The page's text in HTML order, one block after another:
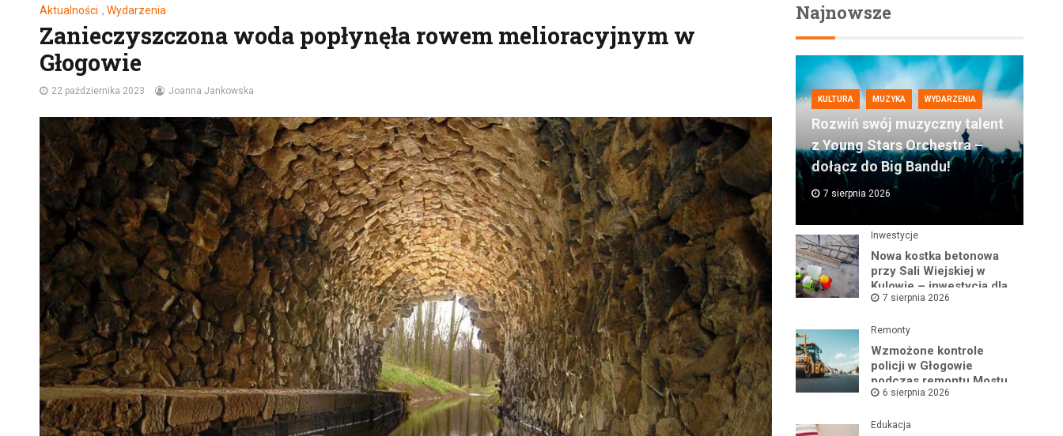
Aktualności , Wydarzenia
Zanieczyszczona woda popłynęła rowem melioracyjnym w
Głogowie
22 października 2023 Joanna Jankowska
Najnowsze
KULTURA MUZYKA WYDARZENIA
Rozwiń swój muzyczny talent
z Young Stars Orchestra –
dołącz do Big Bandu!
7 sierpnia 2026
Inwestycje
Nowa kostka betonowa
przy Sali Wiejskiej w
Kulowie – inwestycja dla
lokalnej społeczności
7 sierpnia 2026
Remonty
Wzmożone kontrole
policji w Głogowie
podczas remontu Mostu
Tolerancji
6 sierpnia 2026
Edukacja